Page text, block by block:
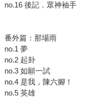
no.16 後記．眾神袖手
番外篇：那場雨
no.1 夢
no.2 起卦
no.3 如願一試
no.4 是我，陳六腳！
no.5 英雄